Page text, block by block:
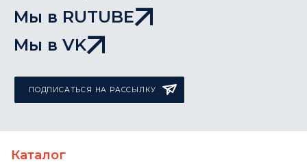
Мы в RUTUBE
Мы в VK
ПОДПИСАТЬСЯ НА РАССЫЛКУ
Каталог